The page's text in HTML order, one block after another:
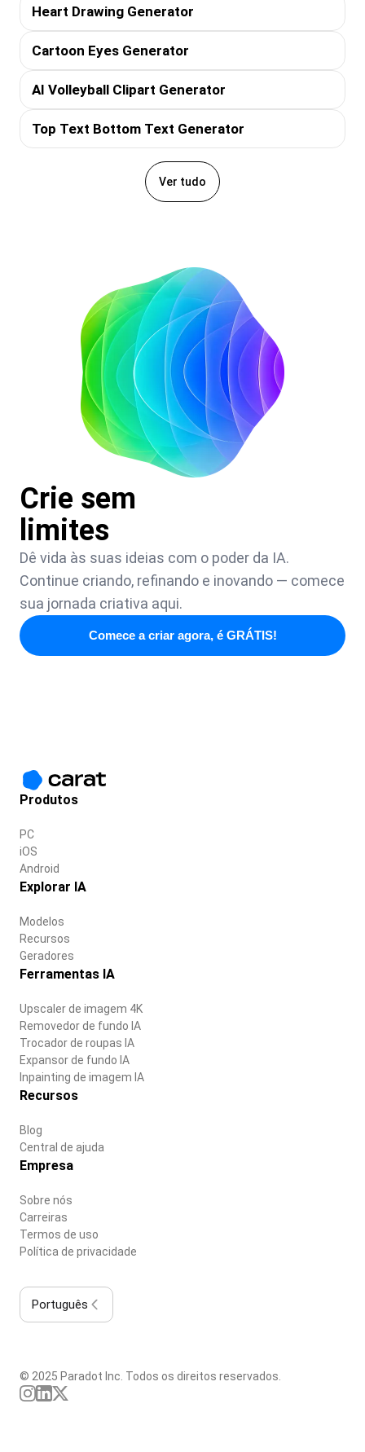
Heart Drawing Generator
Cartoon Eyes Generator
AI Volleyball Clipart Generator
Top Text Bottom Text Generator
Ver tudo
Crie sem
limites
Dê vida às suas ideias com o poder da IA.
Continue criando, refinando e inovando — comece
sua jornada criativa aqui.
Comece a criar agora, é GRÁTIS!
Produtos
PC
iOS
Android
Explorar IA
Modelos
Recursos
Geradores
Ferramentas IA
Upscaler de imagem 4K
Removedor de fundo IA
Trocador de roupas IA
Expansor de fundo IA
Inpainting de imagem IA
Recursos
Blog
Central de ajuda
Empresa
Sobre nós
Carreiras
Termos de uso
Política de privacidade
Português
© 2025 Paradot Inc. Todos os direitos reservados.